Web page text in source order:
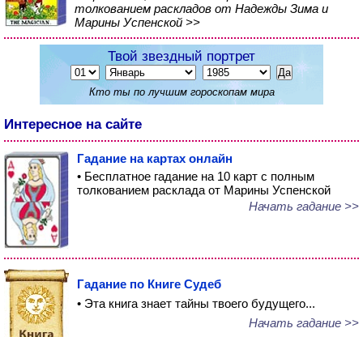
толкованием раскладов от Надежды Зима и
Марины Успенской >>
Твой звездный портрет
Кто ты по лучшим гороскопам мира
Интересное на сайте
Гадание на картах онлайн
• Бесплатное гадание на 10 карт с полным
толкованием расклада от Марины Успенской
Начать гадание >>
Гадание по Книге Судеб
• Эта книга знает тайны твоего будущего...
Начать гадание >>